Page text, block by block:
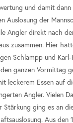
und damit
Auslosung der
Angler direkt nach
zusammen. Hier
Schlampp und Karl-
ganzen Vormittag
leckerem Essen auf
Angler. Vielen
Stärkung ging es an
Aus den